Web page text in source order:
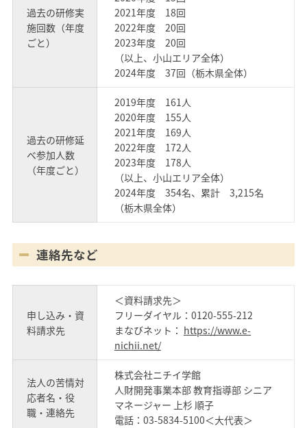
過去の研修実
施回数（年度
ごと）
2021年度 18回
2022年度 20回
2023年度 20回
（以上、小山エリア全体）
2024年度 37回（栃木県全体）
過去の研修延
べ参加人数
（年度ごと）
2019年度 161人
2020年度 155人
2021年度 169人
2022年度 172人
2023年度 178人
（以上、小山エリア全体）
2024年度 354名、累計 3,215名
（栃木県全体）
連絡先など
申し込み・資
料請求先
＜資料請求先＞
フリーダイヤル：0120-555-212
まなびネット： https://www.e-
nichii.net/
法人の苦情対
応者名・役
職・連絡先
株式会社ニチイ学館
人財開発事業本部 教育指導部 シニア
マネージャー 上杉 順子
電話：03-5834-5100＜大代表＞